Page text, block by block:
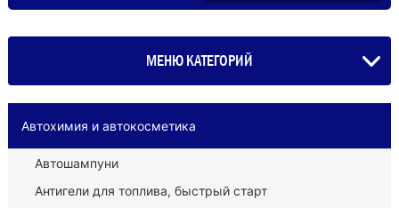
МЕНЮ КАТЕГОРИЙ
Автохимия и автокосметика
Автошампуни
Антигели для топлива, быстрый старт